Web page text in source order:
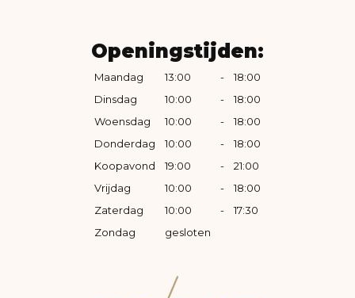
Openingstijden:
Maandag 13:00 -
18:00
Dinsdag
10:00 -
18:00
Woensdag
10:00 -
18:00
Donderdag
10:00 -
18:00
Koopavond
19:00 -
21:00
Vrijdag
10:00 -
18:00
Zaterdag
10:00 -
17:30
Zondag
gesloten